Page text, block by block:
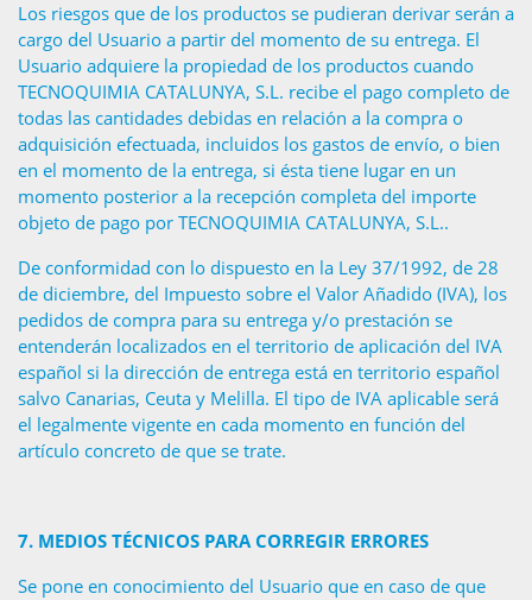
Los riesgos que de los productos se pudieran derivar serán a
cargo del Usuario a partir del momento de su entrega. El
Usuario adquiere la propiedad de los productos cuando
TECNOQUIMIA CATALUNYA, S.L. recibe el pago completo de
todas las cantidades debidas en relación a la compra o
adquisición efectuada, incluidos los gastos de envío, o bien
en el momento de la entrega, si ésta tiene lugar en un
momento posterior a la recepción completa del importe
objeto de pago por TECNOQUIMIA CATALUNYA, S.L..
De conformidad con lo dispuesto en la Ley 37/1992, de 28
de diciembre, del Impuesto sobre el Valor Añadido (IVA), los
pedidos de compra para su entrega y/o prestación se
entenderán localizados en el territorio de aplicación del IVA
español si la dirección de entrega está en territorio español
salvo Canarias, Ceuta y Melilla. El tipo de IVA aplicable será
el legalmente vigente en cada momento en función del
artículo concreto de que se trate.
7. MEDIOS TÉCNICOS PARA CORREGIR ERRORES
Se pone en conocimiento del Usuario que en caso de que